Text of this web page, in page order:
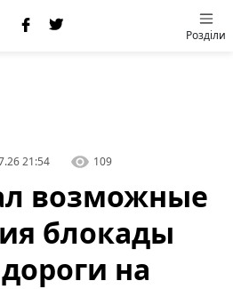
Розділи
21:54 109
возможные
блокады
на